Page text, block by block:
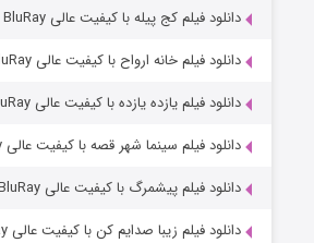
دانلود فیلم کج‌ پیله با کیفیت عالی BluRay
دانلود فیلم خانه ارواح با کیفیت عالی BluRay
دانلود فیلم یازده یازده با کیفیت عالی BluRay
دانلود فیلم سینما شهر قصه با کیفیت عالی BluRay
دانلود فیلم پیشمرگ با کیفیت عالی BluRay
دانلود فیلم زیبا صدایم کن با کیفیت عالی BluRay